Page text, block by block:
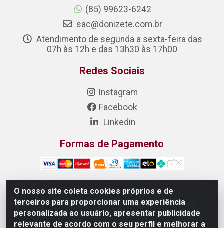
O nosso site coleta cookies próprios e de
terceiros para proporcionar uma experiência
personalizada ao usuário, apresentar publicidade
relevante de acordo com o seu perfil e melhorar a
(85) 99623-6242
sac@donizete.com.br
Atendimento de segunda a sexta-feira das
07h às 12h e das 13h30 às 17h00
Redes Sociais
Instagram
Facebook
Linkedin
Formas de Pagamento
DONIZETE DISTRIBUIDORA DE ALIMENTOS S/A - Rua
Raimundo Matias, 377 - Pedras, Itaitinga/CE - CEP
61.887-880 - CNPJ 23.577.851/0001-05